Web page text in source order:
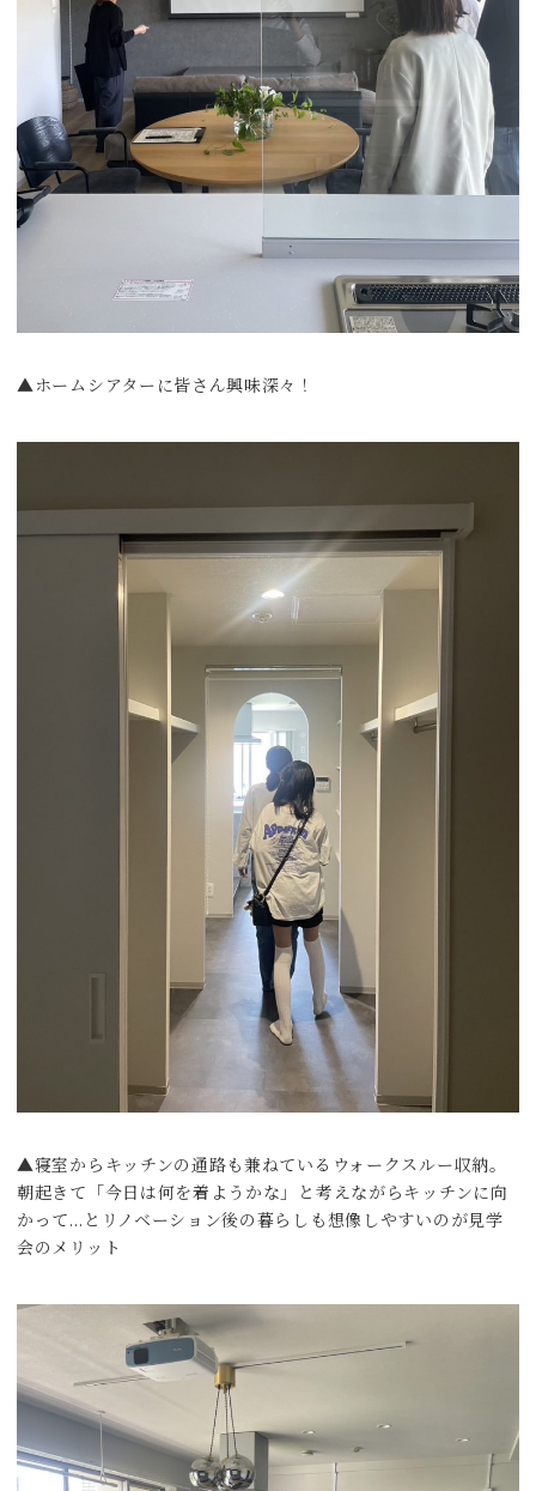
▲ホームシアターに皆さん興味深々！
▲寝室からキッチンの通路も兼ねているウォークスルー収納。
朝起きて「今日は何を着ようかな」と考えながらキッチンに向
かって…とリノベーション後の暮らしも想像しやすいのが見学
会のメリット